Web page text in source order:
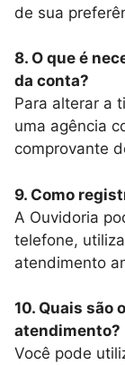
de sua
8. O que é
da conta?
Para alterar a
uma agência
comprovante
9. Como
A Ouvidoria
telefone,
atendimento
10. Quais são
atendimento?
Você pode